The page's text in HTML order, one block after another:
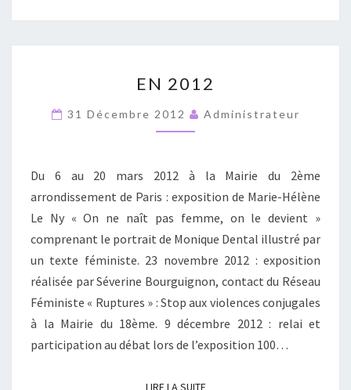
2012
EN 2012
31 Décembre 2012 Administrateur
Du 6 au 20 mars 2012 à la Mairie du 2ème
arrondissement de Paris : exposition de Marie-Hélène
Le Ny « On ne naît pas femme, on le devient »
comprenant le portrait de Monique Dental illustré par
un texte féministe. 23 novembre 2012 : exposition
réalisée par Séverine Bourguignon, contact du Réseau
Féministe « Ruptures » : Stop aux violences conjugales
à la Mairie du 18ème. 9 décembre 2012 : relai et
participation au débat lors de l’exposition 100…
LIRE LA SUITELIRE LA SUITE